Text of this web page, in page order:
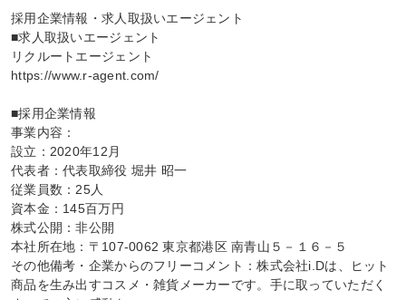
採用企業情報・求人取扱いエージェント
■求人取扱いエージェント
リクルートエージェント
https://www.r-agent.com/
■採用企業情報
事業内容：
設立：2020年12月
代表者：代表取締役 堀井 昭一
従業員数：25人
資本金：145百万円
株式公開：非公開
本社所在地：〒107-0062 東京都港区 南青山５－１６－５
その他備考・企業からのフリーコメント：株式会社i.Dは、ヒット
商品を生み出すコスメ・雑貨メーカーです。手に取っていただく